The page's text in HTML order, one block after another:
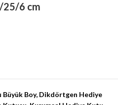
25/6 cm
Boy, Dikdörtgen Hediye